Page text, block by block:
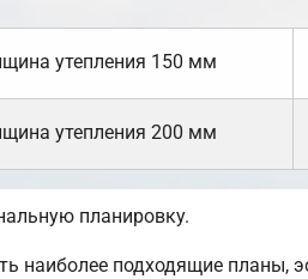
утепления 150 мм
утепления 200 мм
планировку.
подходящие планы,